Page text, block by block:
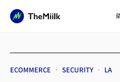
ECOMMERCE SECURITY LA